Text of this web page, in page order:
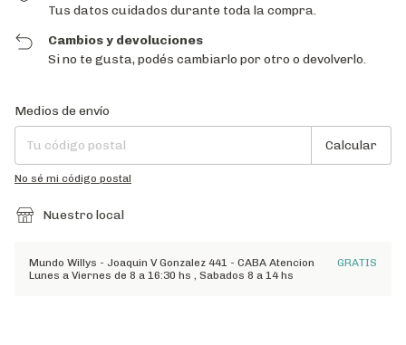
Tus datos cuidados durante toda la compra.
Cambios y devoluciones
Si no te gusta, podés cambiarlo por otro o devolverlo.
Entregas para el CP:
Medios de envío
Calcular
No sé mi código postal
Nuestro local
Mundo Willys - Joaquin V Gonzalez 441 - CABA Atencion
Lunes a Viernes de 8 a 16:30 hs , Sabados 8 a 14 hs
GRATIS